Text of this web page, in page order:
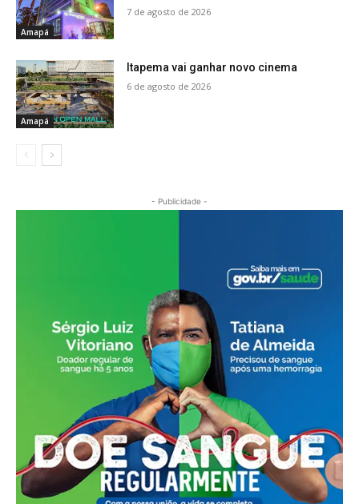
Amapá
7 de agosto de 2026
Amapá
Itapema vai ganhar novo cinema
6 de agosto de 2026
- Publicidade -